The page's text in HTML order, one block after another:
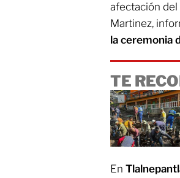
afectación del
Martinez,
la ceremonia
TE
En